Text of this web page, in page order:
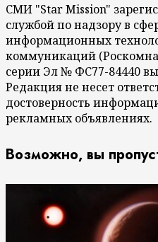
СМИ "Star Mission"
службой по надзору в
информационных
коммуникаций
серии Эл № ФС77-84440
Редакция не несет
достоверность
рекламных объявлениях.
Возможно, вы